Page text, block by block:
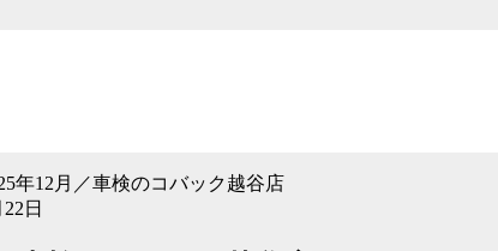
年12月／車検のコバック越谷店
日